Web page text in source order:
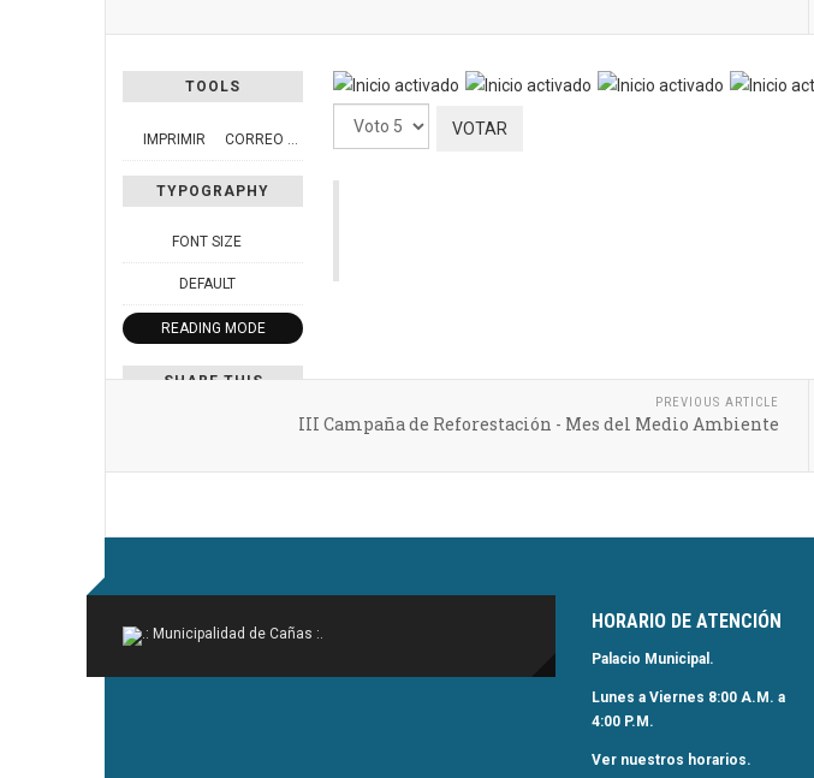
TOOLS
IMPRIMIR CORREO ELECTRÓNICO
TYPOGRAPHY
FONT SIZE
DEFAULT
READING MODE
SHARE THIS
Ratio:5 /5
Por
favor,
vote
PREVIOUS ARTICLE
III Campaña de Reforestación - Mes del Medio Ambiente
HORARIO DE ATENCIÓN
Palacio Municipal.
Lunes a Viernes 8:00 A.M. a
4:00 P.M.
Ver nuestros horarios.